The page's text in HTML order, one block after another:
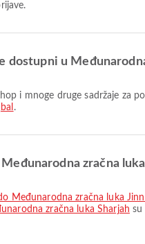
dostupni u
.
zračna
Međunarodna zračna luka
zračna luka Sharjah su